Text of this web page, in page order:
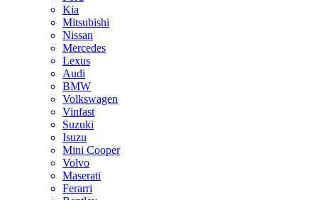
Kia
Mitsubishi
Nissan
Mercedes
Lexus
Audi
BMW
Volkswagen
Vinfast
Suzuki
Isuzu
Mini Cooper
Volvo
Maserati
Ferarri